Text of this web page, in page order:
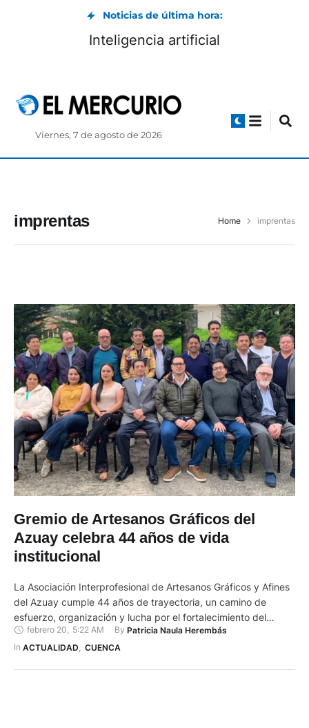
Noticias de última hora:
Inteligencia artificial
Viernes, 7 de agosto de 2026
imprentas Home imprentas
Gremio de Artesanos Gráficos del
Azuay celebra 44 años de vida
institucional
La Asociación Interprofesional de Artesanos Gráficos y Afines
del Azuay cumple 44 años de trayectoria, un camino de
esfuerzo, organización y lucha por el fortalecimiento del
sector gráfico en la región. Fundada el 19 de febrero de 1981,
esta organización ha sido un pilar fundamental en la evolución
febrero 20, 5:22 AM By Patricia Naula Herembás
In ACTUALIDAD CUENCA